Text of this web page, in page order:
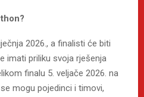
2026., a finalisti će biti
imati priliku svoja rješenja
finalu 5. veljače 2026. na
mogu pojedinci i timovi,